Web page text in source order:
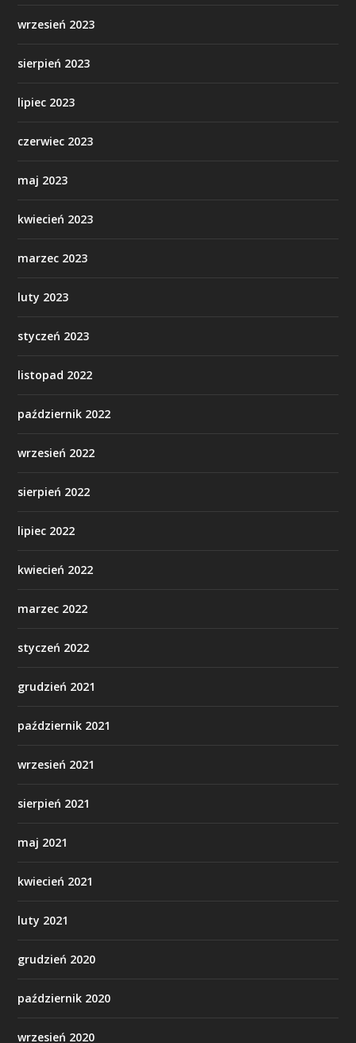
wrzesień 2023
sierpień 2023
lipiec 2023
czerwiec 2023
maj 2023
kwiecień 2023
marzec 2023
luty 2023
styczeń 2023
listopad 2022
październik 2022
wrzesień 2022
sierpień 2022
lipiec 2022
kwiecień 2022
marzec 2022
styczeń 2022
grudzień 2021
październik 2021
wrzesień 2021
sierpień 2021
maj 2021
kwiecień 2021
luty 2021
grudzień 2020
październik 2020
wrzesień 2020